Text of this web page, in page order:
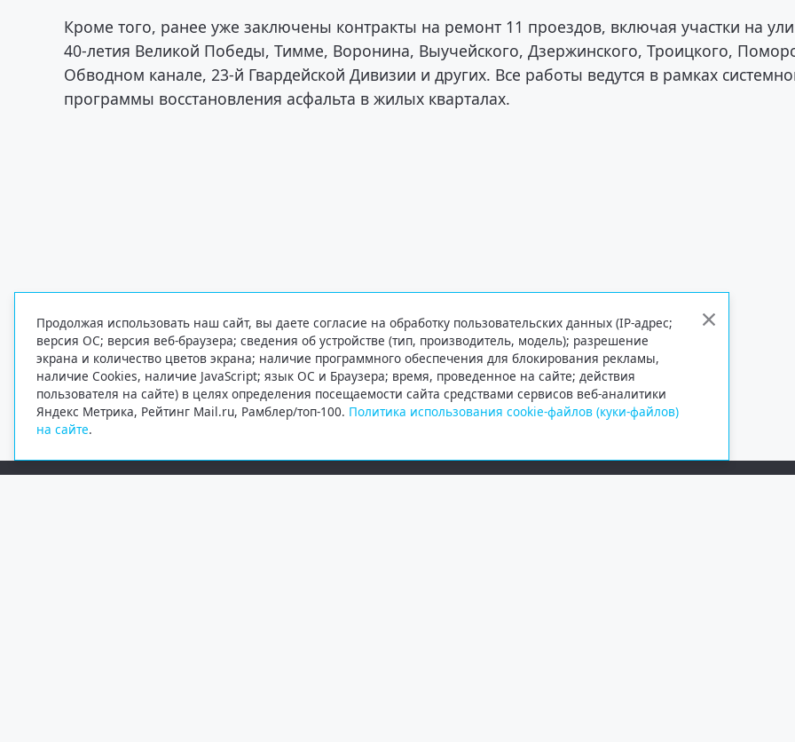
Кроме того, ранее уже заключены контракты на ремонт 11 проездов, включая участки на
40-летия Великой Победы, Тимме, Воронина, Выучейского, Дзержинского, Троицкого,
Обводном канале, 23-й Гвардейской Дивизии и других. Все работы ведутся в рамках
программы восстановления асфальта в жилых кварталах.
Продолжая использовать наш сайт, вы даете согласие на обработку пользовательских данных (IP-адрес;
версия ОС; версия веб-браузера; сведения об устройстве (тип, производитель, модель); разрешение
экрана и количество цветов экрана; наличие программного обеспечения для блокирования рекламы,
наличие Cookies, наличие JavaScript; язык ОС и Браузера; время, проведенное на сайте; действия
пользователя на сайте) в целях определения посещаемости сайта средствами сервисов веб-аналитики
Яндекс Метрика, Рейтинг Mail.ru, Рамблер/топ-100. Политика использования cookie-файлов (куки-файлов)
на сайте.